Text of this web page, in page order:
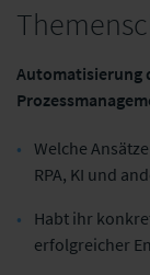
Automatisierung
Welche
RPA, KI und
Habt ihr
erfolgreicher